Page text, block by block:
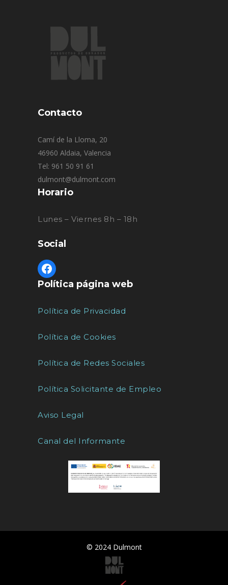
Contacto
Camí de la Lloma, 20
46960 Aldaia, Valencia
Tel: 961 50 91 61
dulmont@dulmont.com
Horario
Lunes – Viernes 8h – 18h
Social
Política página web
Política de Privacidad
Política de Cookies
Política de Redes Sociales
Política Solicitante de Empleo
Aviso Legal
Canal del Informante
© 2024 Dulmont